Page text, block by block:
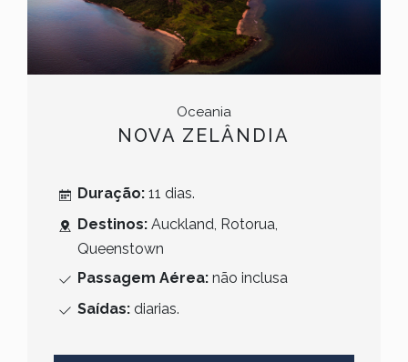
Oceania
NOVA ZELÂNDIA
Duração:11 dias.
Destinos: Auckland, Rotorua,
Queenstown
Passagem Aérea:não inclusa
Saídas: diarias.